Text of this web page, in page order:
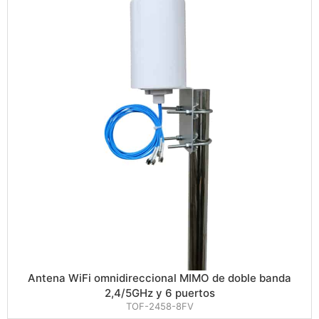
Antena WiFi omnidireccional MIMO de doble banda
2,4/5GHz y 6 puertos
TOF-2458-8FV